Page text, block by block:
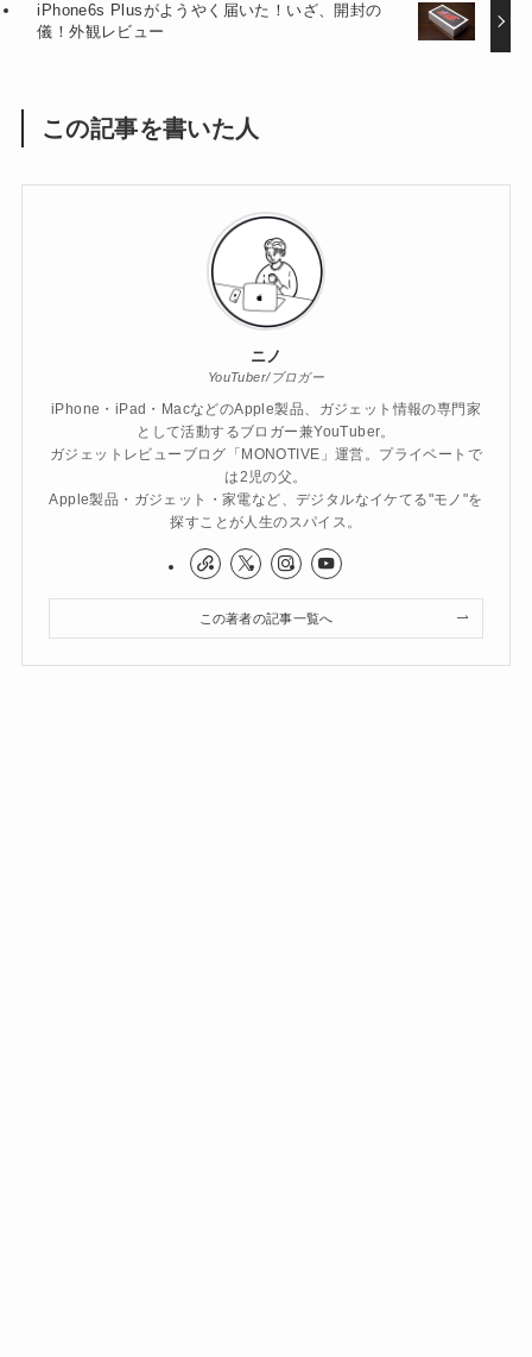
iPhone6s Plusがようやく届いた！いざ、開封の
儀！外観レビュー
この記事を書いた人
ニノ
YouTuber/ブロガー
iPhone・iPad・MacなどのApple製品、ガジェット情報の専門家
として活動するブロガー兼YouTuber。
ガジェットレビューブログ「MONOTIVE」運営。プライベートで
は2児の父。
Apple製品・ガジェット・家電など、デジタルなイケてる"モノ"を
探すことが人生のスパイス。
この著者の記事一覧へ